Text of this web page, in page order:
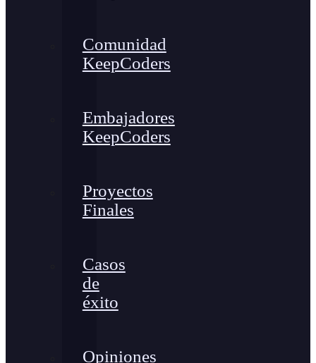
Comunidad
KeepCoders
Embajadores
KeepCoders
Proyectos
Finales
Casos
de
éxito
Opiniones